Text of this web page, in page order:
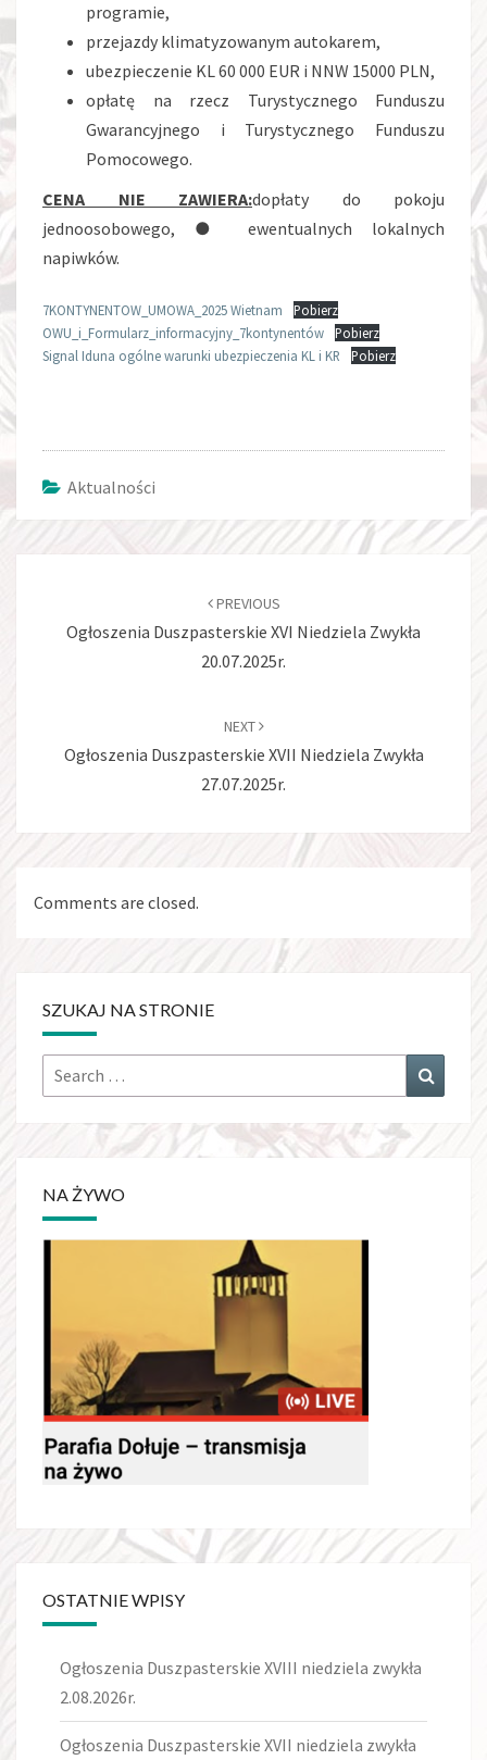
programie,
przejazdy klimatyzowanym autokarem,
ubezpieczenie KL 60 000 EUR i NNW 15000 PLN,
opłatę na rzecz Turystycznego Funduszu
Gwarancyjnego i Turystycznego Funduszu
Pomocowego.
CENA NIE ZAWIERA:dopłaty do pokoju
jednoosobowego, ● ewentualnych lokalnych
napiwków.
7KONTYNENTOW_UMOWA_2025 Wietnam
Pobierz
OWU_i_Formularz_informacyjny_7kontynentów
Pobierz
Signal Iduna ogólne warunki ubezpieczenia KL i KR
Pobierz
Aktualności
PREVIOUS
Ogłoszenia Duszpasterskie XVI Niedziela Zwykła
20.07.2025r.
NEXT
Ogłoszenia Duszpasterskie XVII Niedziela Zwykła
27.07.2025r.
Comments are closed.
SZUKAJ NA STRONIE
Search
for:
NA ŻYWO
OSTATNIE WPISY
Ogłoszenia Duszpasterskie XVIII niedziela zwykła
2.08.2026r.
Ogłoszenia Duszpasterskie XVII niedziela zwykła